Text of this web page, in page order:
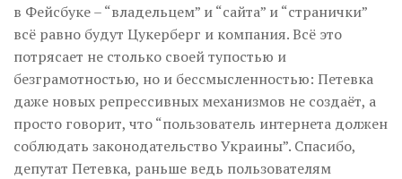
в Фейсбуке – “владельцем” и “сайта” и “странички”
всё равно будут Цукерберг и компания. Всё это
потрясает не столько своей тупостью и
безграмотностью, но и бессмысленностью: Петевка
даже новых репрессивных механизмов не создаёт, а
просто говорит, что “пользователь интернета должен
соблюдать законодательство Украины”. Спасибо,
депутат Петевка, раньше ведь пользователям